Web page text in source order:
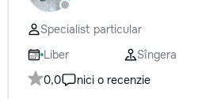
Specialist particular
Liber
Sîngera
0,0
nici o recenzie